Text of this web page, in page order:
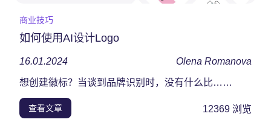
商业技巧
如何使用AI设计Logo
16.01.2024 Olena Romanova
想创建徽标？当谈到品牌识别时，没有什么比……
查看文章 12369 浏览